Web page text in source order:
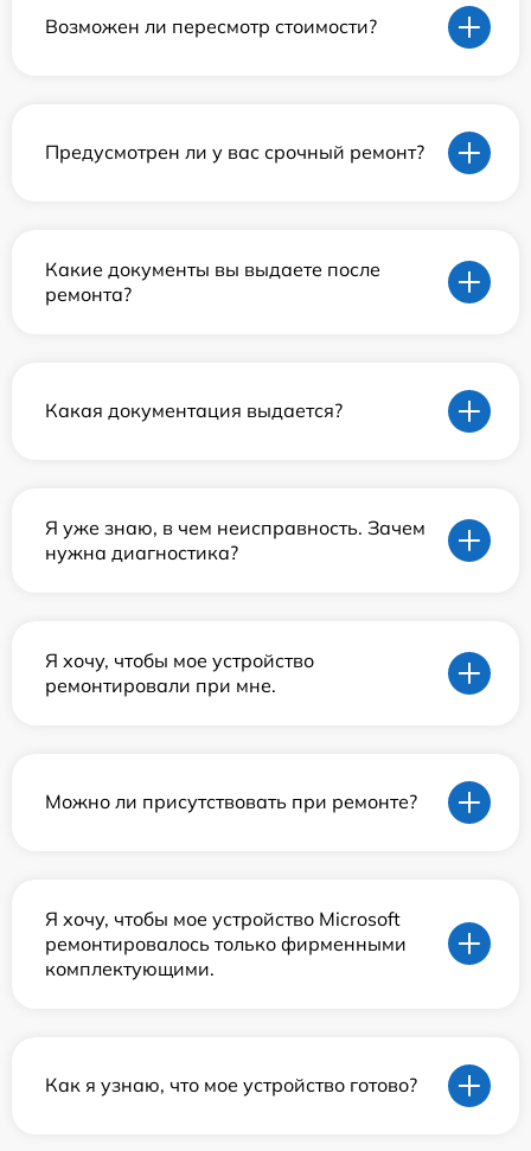
Возможен ли пересмотр стоимости?
Предусмотрен ли у вас срочный ремонт?
Какие документы вы выдаете после
ремонта?
Какая документация выдается?
Я уже знаю, в чем неисправность. Зачем
нужна диагностика?
Я хочу, чтобы мое устройство
ремонтировали при мне.
Можно ли присутствовать при ремонте?
Я хочу, чтобы мое устройство Microsoft
ремонтировалось только фирменными
комплектующими.
Как я узнаю, что мое устройство готово?